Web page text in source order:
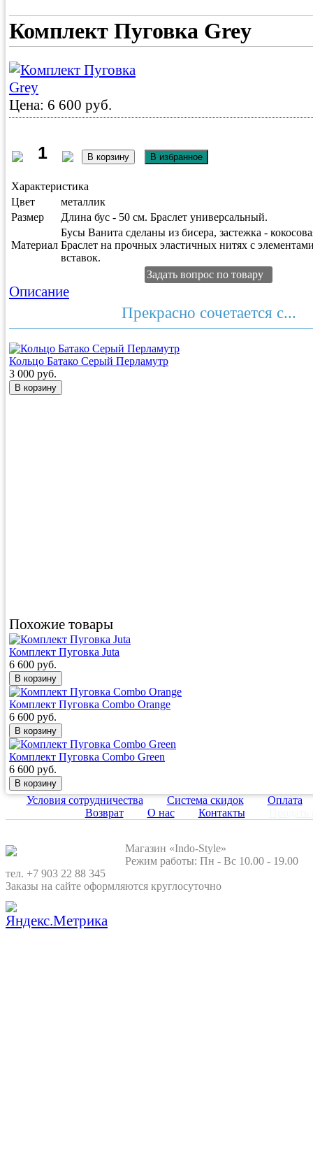
Комплект Пуговка Grey
Цена: 6 600 руб.
Характеристика
Цвет
металлик
Размер
Длина бус - 50 см. Браслет универсальный.
Материал
Бусы Ванита сделаны из бисера, застежка -
Браслет на прочных эластичных нитях с
вставок.
Задать вопрос по товару
Описание
Прекрасно сочетается с...
Кольцо Батако Серый Перламутр
3 000 руб.
Похожие товары
Комплект Пуговка Juta
6 600 руб.
Комплект Пуговка Combo Orange
6 600 руб.
Комплект Пуговка Combo Green
6 600 руб.
Условия сотрудничества Система скидок
Оплата
Возврат
О нас Контакты
Магазин «Indo-Style»
Режим работы: Пн - Вс 10.00 - 19.00
тел. +7 903 22 88 345
Заказы на сайте оформляются круглосуточно